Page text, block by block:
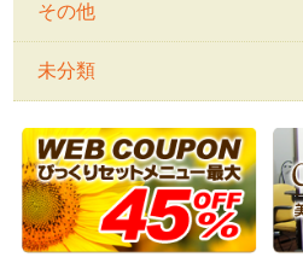
その他
未分類